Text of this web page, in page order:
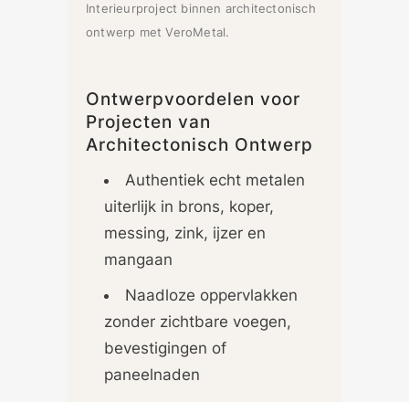
Interieurproject binnen architectonisch
ontwerp met VeroMetal.
Ontwerpvoordelen voor
Projecten van
Architectonisch Ontwerp
Authentiek echt metalen
uiterlijk in brons, koper,
messing, zink, ijzer en
mangaan
Naadloze oppervlakken
zonder zichtbare voegen,
bevestigingen of
paneelnaden